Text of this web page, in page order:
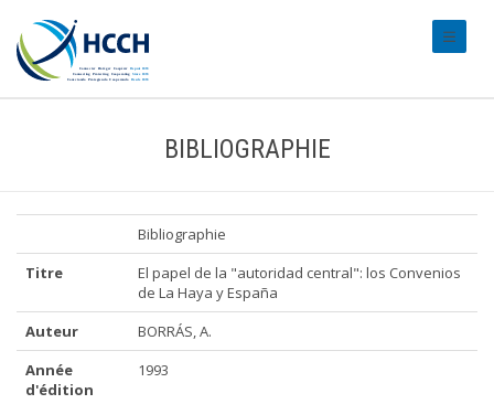
BIBLIOGRAPHIE
Bibliographie
Titre
El papel de la "autoridad central": los Convenios
de La Haya y España
Auteur
BORRÁS, A.
Année
d'édition
1993